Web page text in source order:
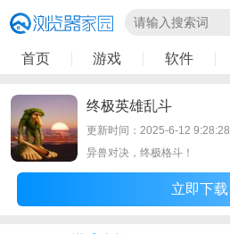
首页 游戏 软件
终极英雄乱斗
更新时间：2025-6-12 9:28:28
异兽对决，终极格斗！
立即下载